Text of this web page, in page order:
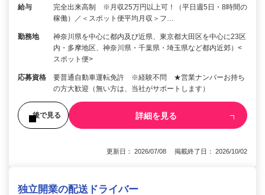
給与
完全出来高制 ※月収25万円以上可！（平日週5日・8時間の
稼働）／＜スポット便平均月収＞フ…
勤務地
神奈川県を中心に都内及び近県、東京都大田区を中心に23区
内・多摩地区、神奈川県・千葉県・埼玉県など都内近郊）<
スポット便>
応募資格
要普通自動車運転免許 ※経験不問 ★営業ナンバーお持ち
の方大歓迎（無い方は、当社がサポートします）
後で見る 詳細を見る
更新日： 2026/07/08 掲載終了日： 2026/10/02
独立開業の配送ドライバー